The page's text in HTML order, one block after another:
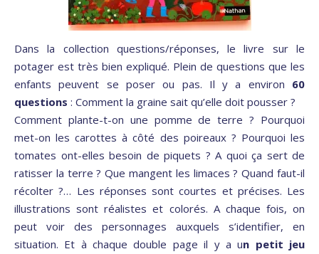
Dans la collection questions/réponses, le livre sur le
potager est très bien expliqué. Plein de questions que les
enfants peuvent se poser ou pas. Il y a environ 60
questions : Comment la graine sait qu’elle doit pousser ?
Comment plante-t-on une pomme de terre ? Pourquoi
met-on les carottes à côté des poireaux ? Pourquoi les
tomates ont-elles besoin de piquets ? A quoi ça sert de
ratisser la terre ? Que mangent les limaces ? Quand faut-il
récolter ?… Les réponses sont courtes et précises. Les
illustrations sont réalistes et colorés. A chaque fois, on
peut voir des personnages auxquels s’identifier, en
situation. Et à chaque double page il y a un petit jeu